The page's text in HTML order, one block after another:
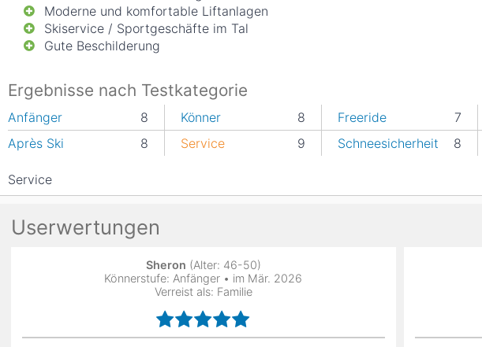
Moderne und komfortable Liftanlagen
Skiservice / Sportgeschäfte im Tal
Gute Beschilderung
Ergebnisse nach Testkategorie
Anfänger 8 Könner 8 Freeride 7
Après Ski
8 Service 9 Schneesicherheit 8
Service
Userwertungen
Sheron (Alter: 46-50)
Könnerstufe: Anfänger • im Mär. 2026
Verreist als: Familie